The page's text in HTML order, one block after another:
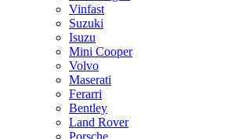
Vinfast
Suzuki
Isuzu
Mini Cooper
Volvo
Maserati
Ferarri
Bentley
Land Rover
Porsche